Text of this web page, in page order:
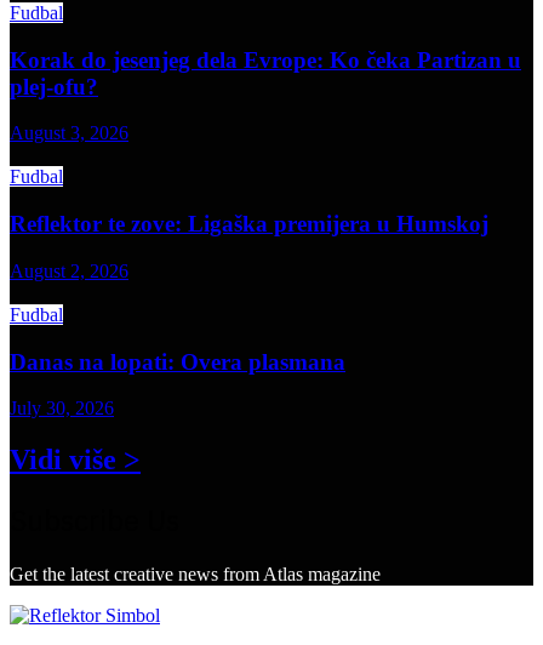
Fudbal
Korak do jesenjeg dela Evrope: Ko čeka Partizan u
plej-ofu?
August 3, 2026
Fudbal
Reflektor te zove: Ligaška premijera u Humskoj
August 2, 2026
Fudbal
Danas na lopati: Overa plasmana
July 30, 2026
Vidi više >
Get the latest creative news from Atlas magazine